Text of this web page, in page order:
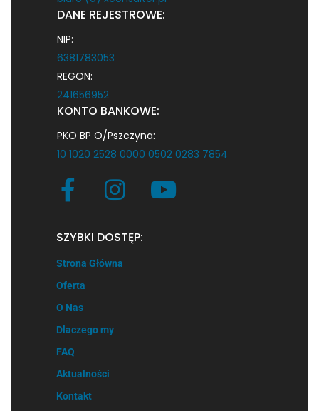
DANE REJESTROWE:
NIP:
6381783053
REGON:
241656952
KONTO BANKOWE:
PKO BP O/Pszczyna:
10 1020 2528 0000 0502 0283 7854
SZYBKI DOSTĘP:
Strona Główna
Oferta
O Nas
Dlaczego my
FAQ
Aktualności
Kontakt